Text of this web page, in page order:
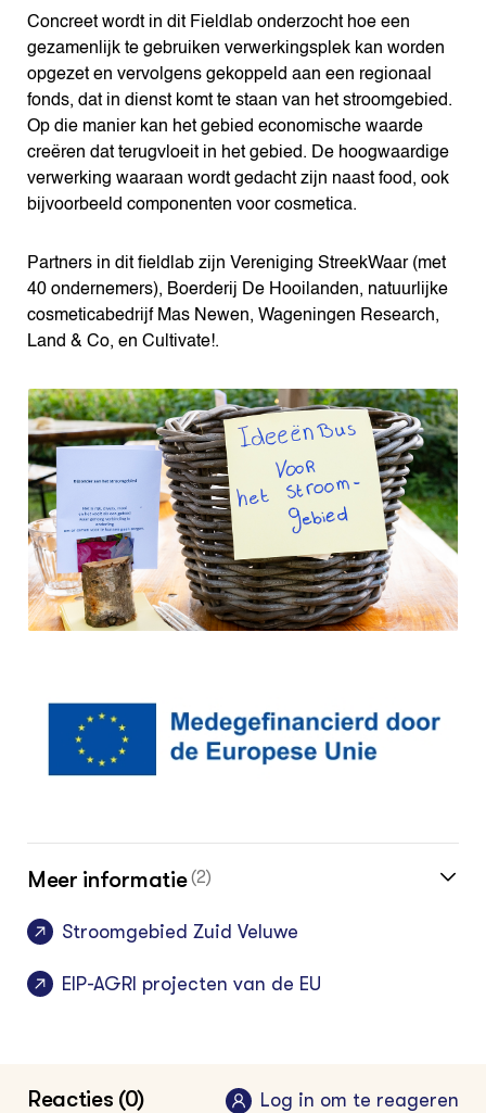
Concreet wordt in dit Fieldlab onderzocht hoe een
gezamenlijk te gebruiken verwerkingsplek kan worden
opgezet en vervolgens gekoppeld aan een regionaal
fonds, dat in dienst komt te staan van het stroomgebied.
Op die manier kan het gebied economische waarde
creëren dat terugvloeit in het gebied. De hoogwaardige
verwerking waaraan wordt gedacht zijn naast food, ook
bijvoorbeeld componenten voor cosmetica.
Partners in dit fieldlab zijn Vereniging StreekWaar (met
40 ondernemers), Boerderij De Hooilanden, natuurlijke
cosmeticabedrijf Mas Newen, Wageningen Research,
Land & Co, en Cultivate!.
Meer informatie (2)
Stroomgebied Zuid Veluwe
EIP-AGRI projecten van de EU
Reacties (0) Log in om te reageren